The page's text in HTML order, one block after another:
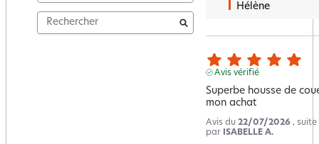
Hélène
Avis vérifié
Superbe housse de
mon achat
Avis du 22/07/2026 , suite
par ISABELLE A.